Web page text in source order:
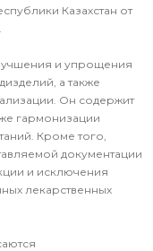
Казахстан от
и упрощения
а также
Он содержит
гармонизации
Кроме того,
документации
и исключения
лекарственных